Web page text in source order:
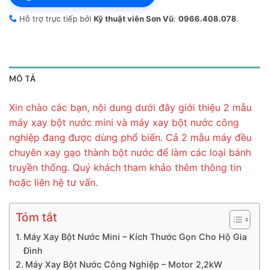
Hỗ trợ trực tiếp bởi Kỹ thuật viên Sơn Vũ: 0966.408.078.
MÔ TẢ
Xin chào các bạn, nội dung dưới đây giới thiệu 2 mẫu
máy xay bột nước mini và máy xay bột nước công
nghiệp đang được dùng phổ biến. Cả 2 mẫu máy đều
chuyên xay gạo thành bột nước để làm các loại bánh
truyền thống. Quý khách tham khảo thêm thông tin
hoặc liên hệ tư vấn.
Tóm tắt
Máy Xay Bột Nước Mini – Kích Thước Gọn Cho Hộ Gia
Đình
Máy Xay Bột Nước Công Nghiệp – Motor 2,2kW